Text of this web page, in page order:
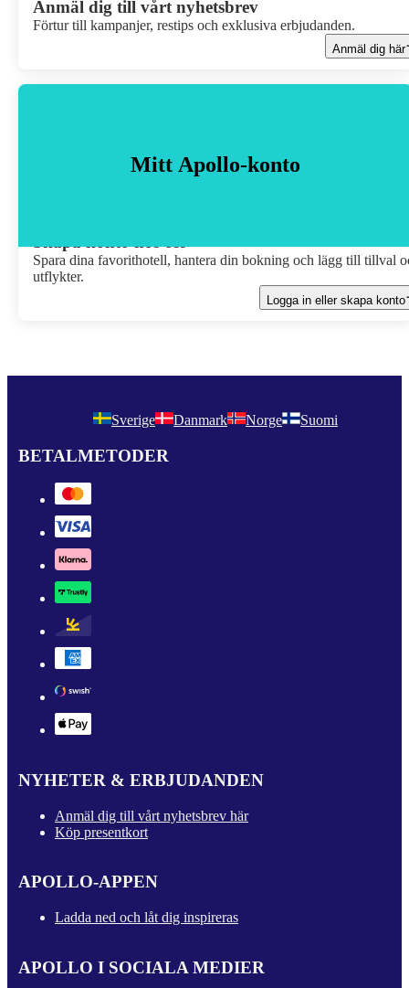
Anmäl dig till vårt nyhetsbrev
Förtur till kampanjer, restips och exklusiva erbjudanden.
Anmäl dig här
Mitt Apollo-konto
Spara dina favorithotell, hantera din bokning och lägg till tillval
utflykter.
Logga in eller skapa konto
Sverige Danmark Norge Suomi
BETALMETODER
NYHETER & ERBJUDANDEN
Anmäl dig till vårt nyhetsbrev här
Köp presentkort
APOLLO-APPEN
Ladda ned och låt dig inspireras
APOLLO I SOCIALA MEDIER